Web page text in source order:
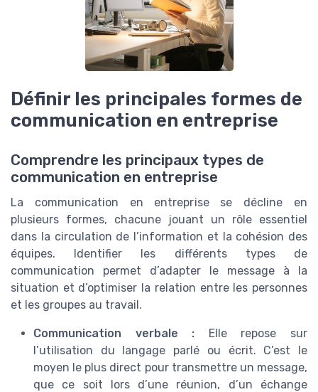
Définir les principales formes de
communication en entreprise
Comprendre les principaux types de
communication en entreprise
La communication en entreprise se décline en
plusieurs formes, chacune jouant un rôle essentiel
dans la circulation de l’information et la cohésion des
équipes. Identifier les différents types de
communication permet d’adapter le message à la
situation et d’optimiser la relation entre les personnes
et les groupes au travail.
Communication verbale : Elle repose sur
l’utilisation du langage parlé ou écrit. C’est le
moyen le plus direct pour transmettre un message,
que ce soit lors d’une réunion, d’un échange